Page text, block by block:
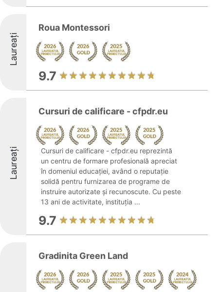
Laureați
Roua Montessori
9.7
Laureați
Cursuri de calificare - cfpdr.eu
Cursuri de calificare - cfpdr.eu reprezintă
un centru de formare profesională apreciat
în domeniul educației, având o reputație
solidă pentru furnizarea de programe de
instruire autorizate și recunoscute. Cu peste
13 ani de activitate, instituția ...
9.7
Gradinita Green Land